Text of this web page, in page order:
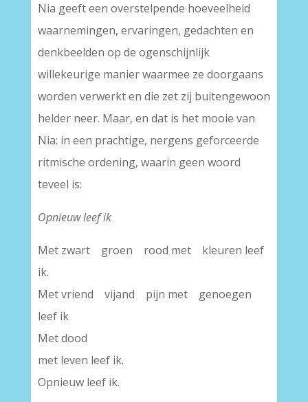
Nia geeft een overstelpende hoeveelheid
waarnemingen, ervaringen, gedachten en
denkbeelden op de ogenschijnlijk
willekeurige manier waarmee ze doorgaans
worden verwerkt en die zet zij buitengewoon
helder neer. Maar, en dat is het mooie van
Nia: in een prachtige, nergens geforceerde
ritmische ordening, waarin geen woord
teveel is:
Opnieuw leef ik
Met zwart groen rood met kleuren leef
ik.
Met vriend vijand pijn met genoegen
leef ik
Met dood
met leven leef ik.
Opnieuw leef ik.